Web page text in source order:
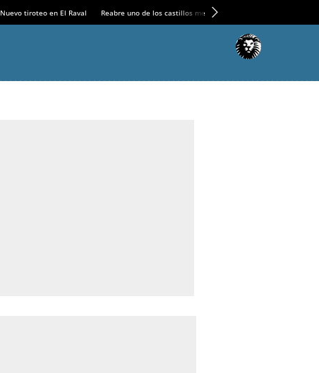
Nuevo tiroteo en El Raval Reabre uno de los castillos medievales más espectaculares